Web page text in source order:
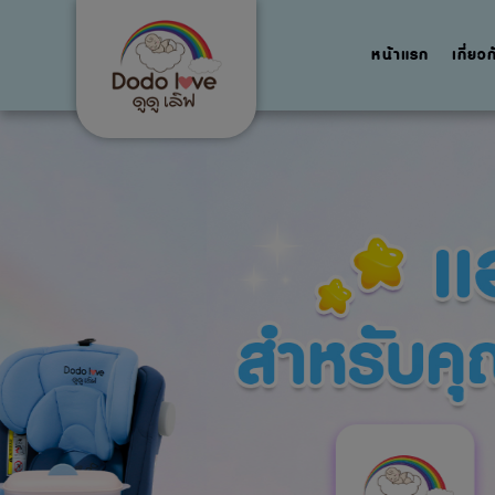
หน้าแรก เกี่ยว